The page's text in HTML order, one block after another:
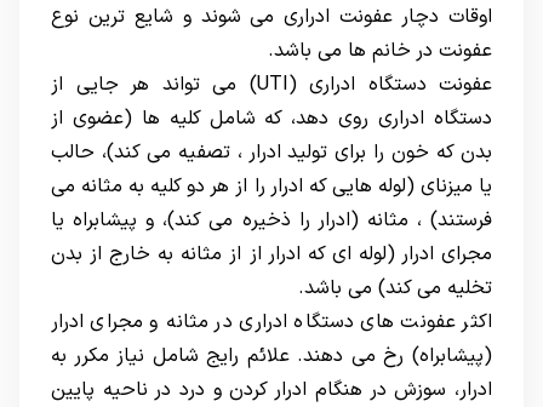
اوقات دچار عفونت ادراری می شوند و شایع ترین نوع
عفونت در خانم ها می باشد.
عفونت دستگاه ادراری (UTI) می تواند هر جایی از
دستگاه ادراری روی دهد، که شامل کلیه ها (عضوی از
بدن که خون را برای تولید ادرار ، تصفیه می کند)، حالب
یا میزنای (لوله هایی که ادرار را از هر دو کلیه به مثانه می
فرستند) ، مثانه (ادرار را ذخیره می کند)، و پیشابراه یا
مجرای ادرار (لوله ای که ادرار از از مثانه به خارج از بدن
تخلیه می کند) می باشد.
اکثر عفونت های دستگاه ادراری در مثانه و مجرای ادرار
(پیشابراه) رخ می دهند. علائم رایج شامل نیاز مکرر به
ادرار، سوزش در هنگام ادرار کردن و درد در ناحیه پایین